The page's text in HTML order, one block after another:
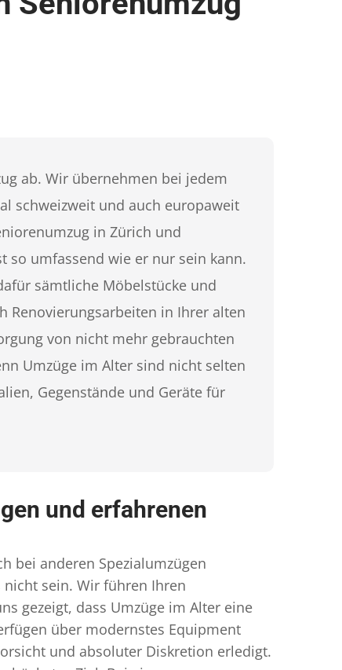
ab. Wir übernehmen bei jedem
schweizweit und auch europaweit
in Zürich und
so umfassend wie er nur sein kann.
sämtliche Möbelstücke und
Renovierungsarbeiten in Ihrer alten
von nicht mehr gebrauchten
Umzüge im Alter sind nicht selten
Gegenstände und Geräte für
und erfahrenen
bei anderen Spezialumzügen
sein. Wir führen Ihren
gezeigt, dass Umzüge im Alter eine
über modernstes Equipment
und absoluter Diskretion erledigt.